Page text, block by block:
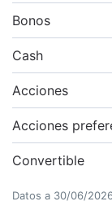
Bonos
Cash
Acciones
Acciones
Convertible
Datos a 30/06/